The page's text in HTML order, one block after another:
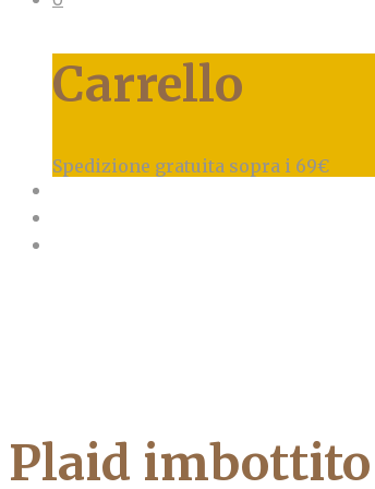
Carrello
Spedizione gratuita sopra i 69€
Plaid